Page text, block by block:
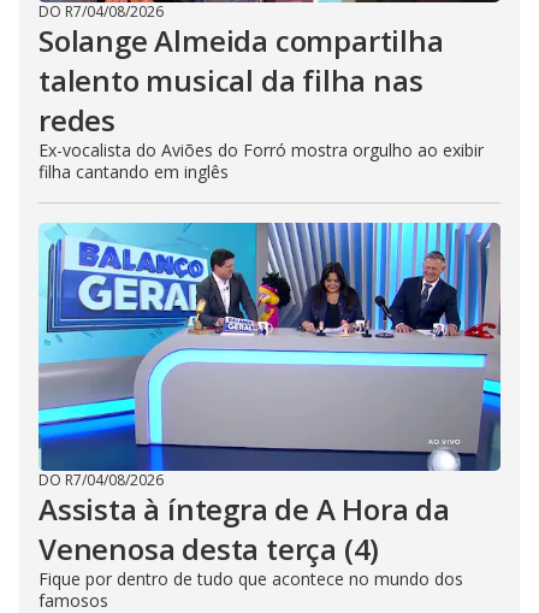
DO R7/04/08/2026
Solange Almeida compartilha
talento musical da filha nas
redes
Ex-vocalista do Aviões do Forró mostra orgulho ao exibir
filha cantando em inglês
DO R7/04/08/2026
Assista à íntegra de A Hora da
Venenosa desta terça (4)
Fique por dentro de tudo que acontece no mundo dos
famosos